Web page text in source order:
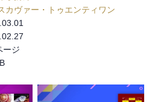
養(胃ろうなど)
、人工呼吸器
も共有が必要
カヴァー・トゥエンティワン
ージ